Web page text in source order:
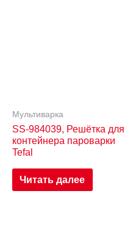
Мультиварка
SS-984039, Решётка для
контейнера пароварки
Tefal
Читать далее